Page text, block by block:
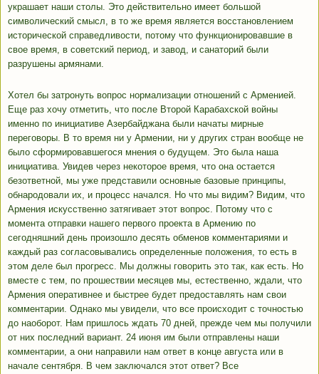
украшает наши столы. Это действительно имеет большой
символический смысл, в то же время является восстановлением
исторической справедливости, потому что функционировавшие в
свое время, в советский период, и завод, и санаторий были
разрушены армянами.
Хотел бы затронуть вопрос нормализации отношений с Арменией.
Еще раз хочу отметить, что после Второй Карабахской войны
именно по инициативе Азербайджана были начаты мирные
переговоры. В то время ни у Армении, ни у других стран вообще не
было сформировавшегося мнения о будущем. Это была наша
инициатива. Увидев через некоторое время, что она остается
безответной, мы уже представили основные базовые принципы,
обнародовали их, и процесс начался. Но что мы видим? Видим, что
Армения искусственно затягивает этот вопрос. Потому что с
момента отправки нашего первого проекта в Армению по
сегодняшний день произошло десять обменов комментариями и
каждый раз согласовывались определенные положения, то есть в
этом деле был прогресс. Мы должны говорить это так, как есть. Но
вместе с тем, по прошествии месяцев мы, естественно, ждали, что
Армения оперативнее и быстрее будет предоставлять нам свои
комментарии. Однако мы увидели, что все происходит с точностью
до наоборот. Нам пришлось ждать 70 дней, прежде чем мы получили
от них последний вариант. 24 июня им были отправлены наши
комментарии, а они направили нам ответ в конце августа или в
начале сентября. В чем заключался этот ответ? Все